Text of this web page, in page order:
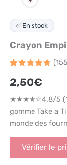
✅En stock
Crayon
sur 5
basé
notations
(155
2,50€
★★★★☆4.8/5
gomme Take a
monde des
Vérifier le